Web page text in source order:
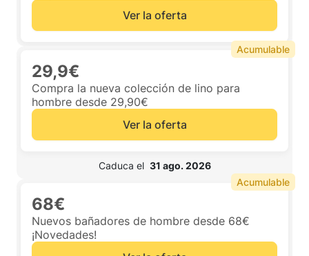
Ver la oferta
29,9€
Compra la nueva colección de lino para
hombre desde 29,90€
Ver la oferta
Caduca el 31 ago. 2026
Acumulable
68€
Nuevos bañadores de hombre desde 68€
¡Novedades!
Acumulable